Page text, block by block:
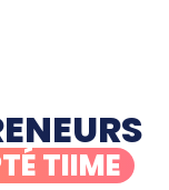
TIIME